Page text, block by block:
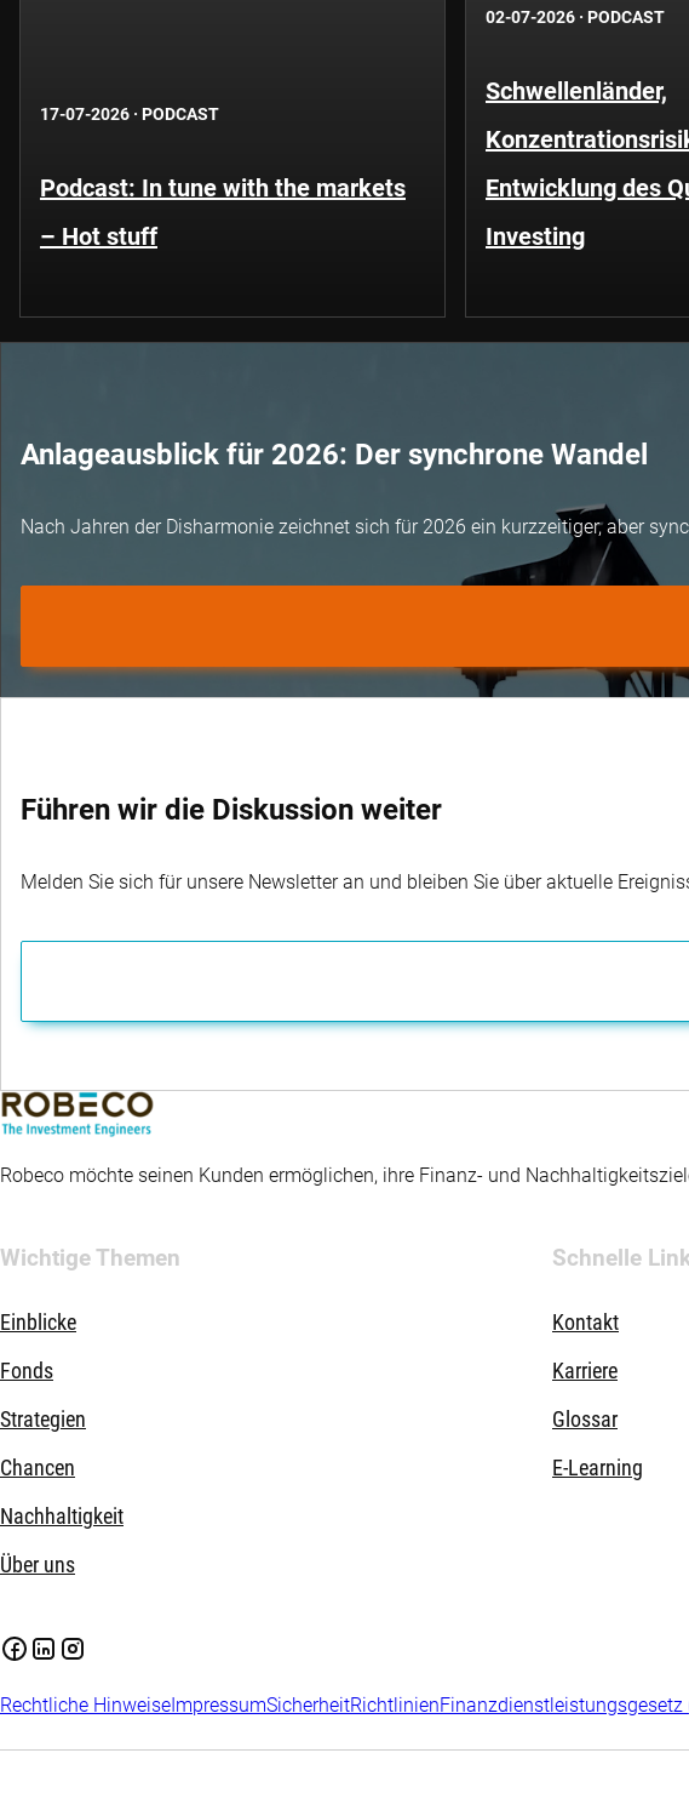
17-07-2026 · PODCAST
Podcast: In tune with the markets
– Hot stuff
02-07-2026 · PODCAST
Schwellenländer,
Entwicklung des
Investing
Anlageausblick für 2026: Der synchrone Wandel
Nach Jahren der Disharmonie zeichnet sich für 2026 ein kurzzeitiger, aber
Führen wir die Diskussion weiter
Melden Sie sich für unsere Newsletter an und bleiben Sie über aktuelle
Robeco möchte seinen Kunden ermöglichen, ihre Finanz- und
Wichtige Themen
Einblicke
Fonds
Strategien
Chancen
Nachhaltigkeit
Über uns
Schnelle
Kontakt
Karriere
Glossar
E-Learning
Rechtliche HinweiseImpressumSicherheitRichtlinienFinanzdienstleistungsgesetz